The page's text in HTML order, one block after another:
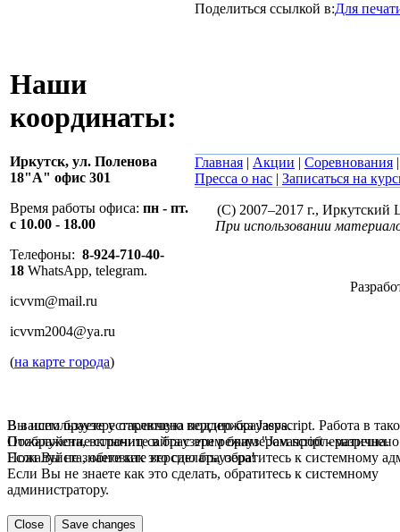
Поделиться ссылкой в:Для
Наши
координаты:
Иркутск, ул. Поленова
18"А" офис 301
Время работы офиса: пн - пт.
с 10.00 - 18.00
Телефоны: 8-924-710-40-
18 WhatsApp, telegram.
icvvm@mail.ru
icvvm2004@ya.ru
(на карте города)
Главная | Акции | Соревнования
Пресса о нас | Записаться на
(C) 2007–2017 г., Иркутский
При использовании
В вашем браузере отключена поддержка Jasvscript. Работа в
Пожалуйста, включите в браузере режим "Javascript -
Если Вы не знаете как это сделать, обратитесь к системному
Вы используете устаревшую версию браузера.
Отображение страниц сайта с этим браузером проблематична.
Пожалуйста, обновите версию браузера!
Если Вы не знаете как это сделать, обратитесь к системному
администратору.
Close Save changes